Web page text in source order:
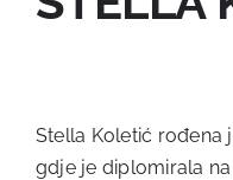
Stella Koletić rođena
gdje je diplomirala